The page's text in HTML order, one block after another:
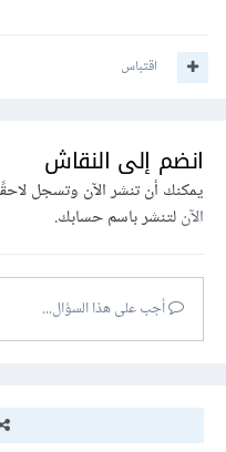
اقتباس
انضم إلى النقاش
يمكنك أن تنشر الآن وتسجل
الآنلتنشر باسم حسابك.
أجب على هذا السؤال...